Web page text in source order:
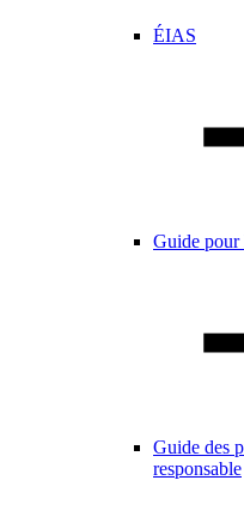
ÉIAS
Guide pour
Guide des
responsable